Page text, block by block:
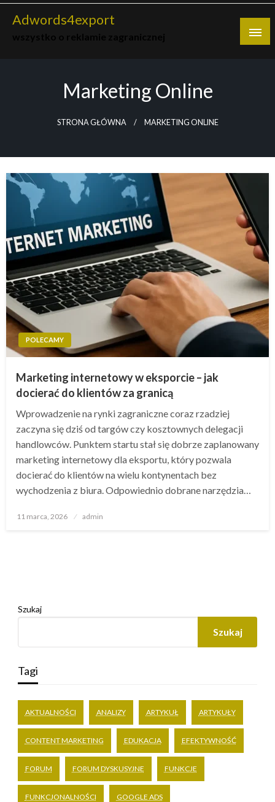
Skip
Adwords4export
Marketing Online
STRONA GŁÓWNA MARKETING ONLINE
POLECAMY
Marketing internetowy w eksporcie – jak
docierać do klientów za granicą
Wprowadzenie na rynki zagraniczne coraz rzadziej
zaczyna się dziś od targów czy kosztownych delegacji
handlowców. Punktem startu stał się dobrze zaplanowany
marketing internetowy dla eksportu, który pozwala
docierać do klientów na wielu kontynentach bez
wychodzenia z biura. Odpowiednio dobrane narzędzia…
Opublikowane
11 marca, 2026 admin
Szukaj
Szukaj
Tagi
AKTUALNOŚCI ANALIZY ARTYKUŁ ARTYKUŁY
CONTENT MARKETING EDUKACJA EFEKTYWNOŚĆ
FORUM FORUM DYSKUSYJNE FUNKCJE
FUNKCJONALNOŚCI GOOGLE ADS